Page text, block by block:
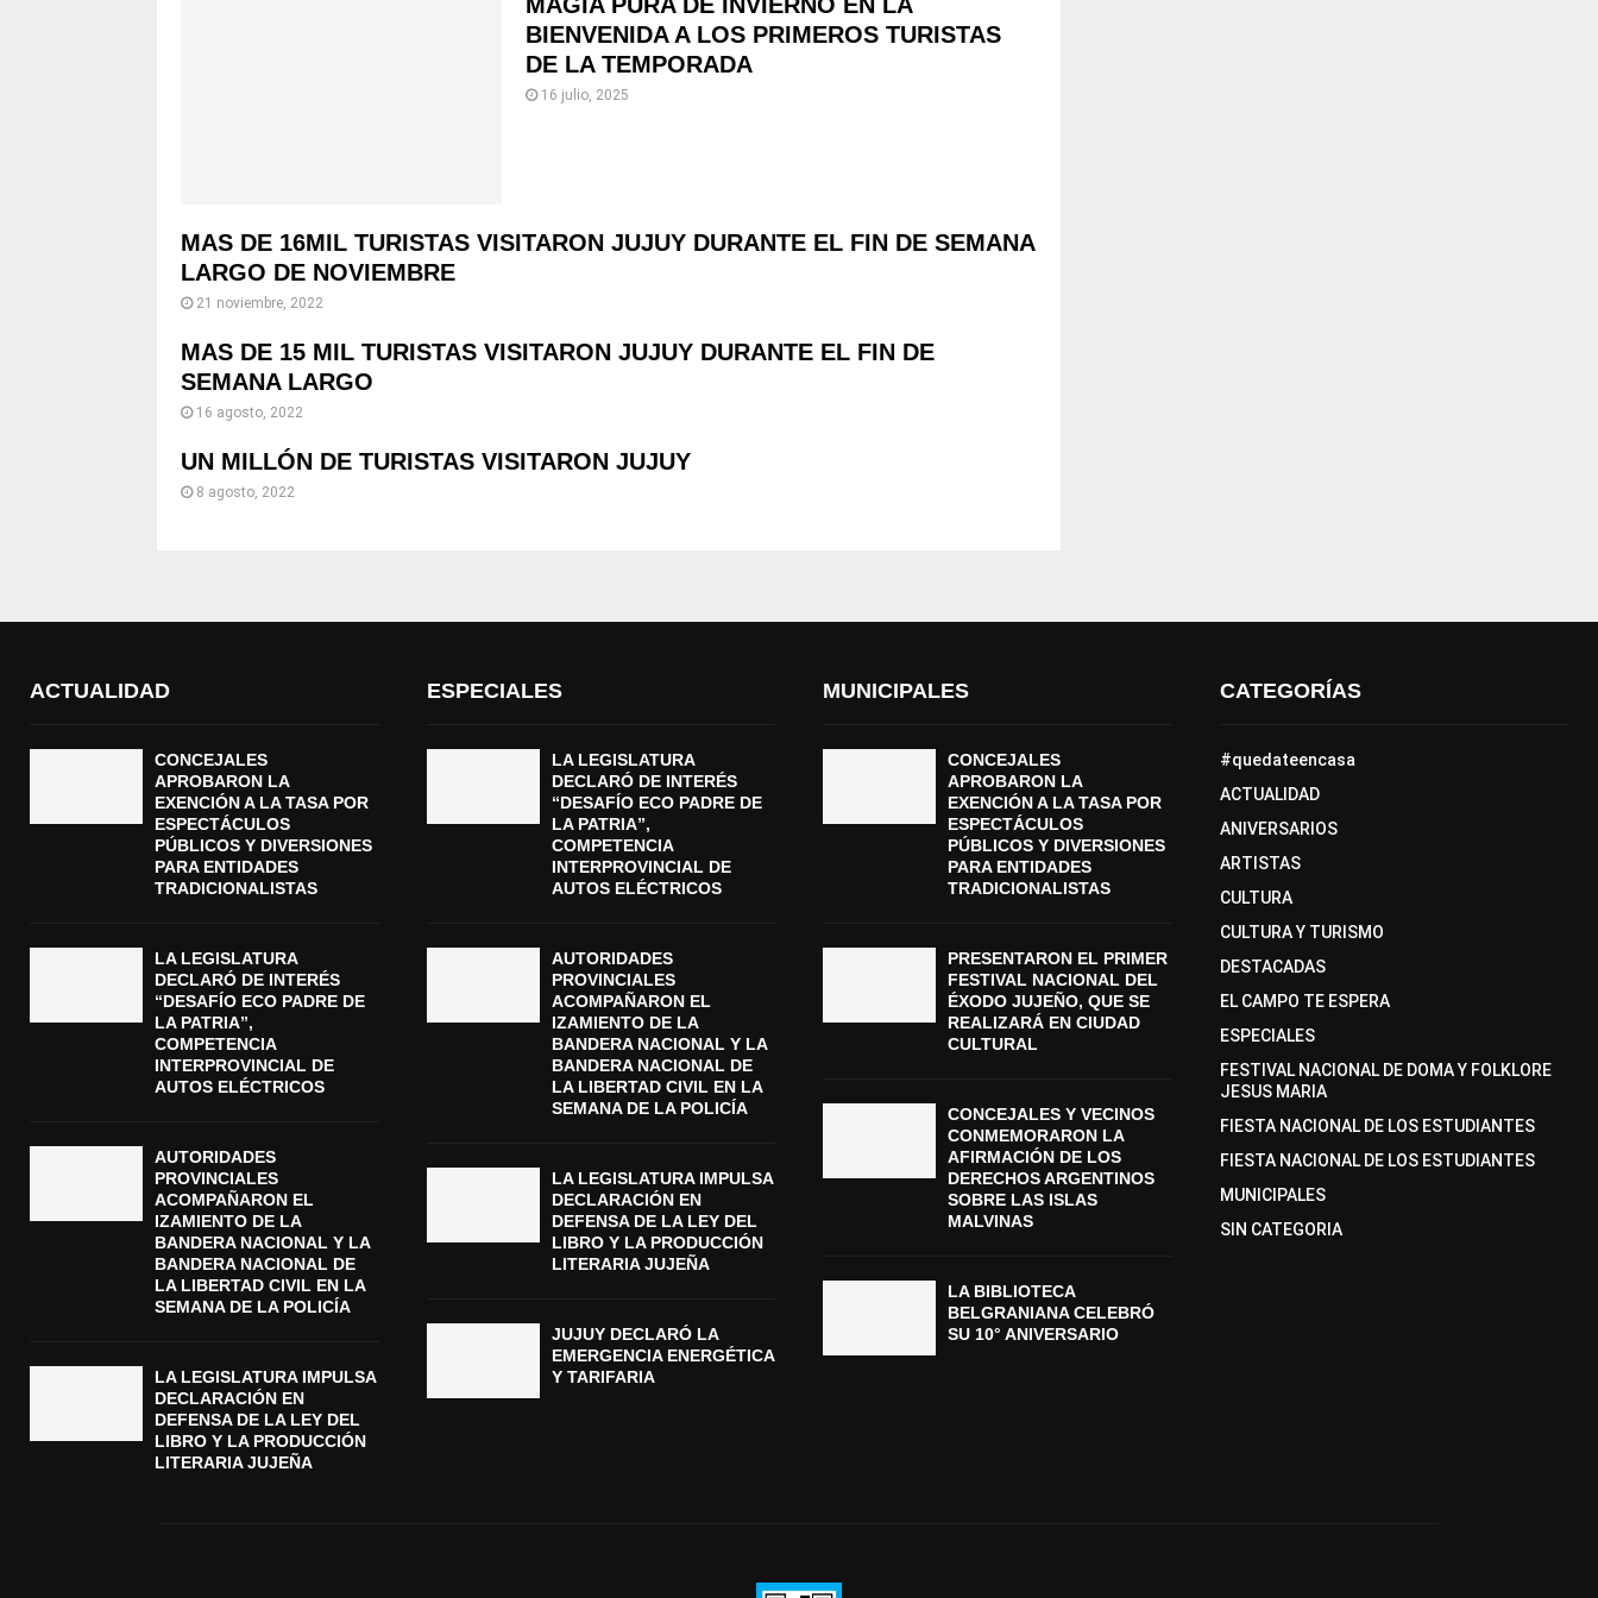
BIENVENIDA A LOS PRIMEROS TURISTAS
DE LA TEMPORADA
16 julio, 2025
MAS DE 16MIL TURISTAS VISITARON JUJUY DURANTE EL FIN DE SEMANA
LARGO DE NOVIEMBRE
21 noviembre, 2022
MAS DE 15 MIL TURISTAS VISITARON JUJUY DURANTE EL FIN DE
SEMANA LARGO
16 agosto, 2022
UN MILLÓN DE TURISTAS VISITARON JUJUY
8 agosto, 2022
ACTUALIDAD
CONCEJALES
APROBARON LA
EXENCIÓN A LA TASA POR
ESPECTÁCULOS
PÚBLICOS Y DIVERSIONES
PARA ENTIDADES
TRADICIONALISTAS
LA LEGISLATURA
DECLARÓ DE INTERÉS
“DESAFÍO ECO PADRE DE
LA PATRIA”,
COMPETENCIA
INTERPROVINCIAL DE
AUTOS ELÉCTRICOS
AUTORIDADES
PROVINCIALES
ACOMPAÑARON EL
IZAMIENTO DE LA
BANDERA NACIONAL Y LA
BANDERA NACIONAL DE
LA LIBERTAD CIVIL EN LA
SEMANA DE LA POLICÍA
LA LEGISLATURA IMPULSA
DECLARACIÓN EN
DEFENSA DE LA LEY DEL
LIBRO Y LA PRODUCCIÓN
LITERARIA JUJEÑA
ESPECIALES
LA LEGISLATURA
DECLARÓ DE INTERÉS
“DESAFÍO ECO PADRE DE
LA PATRIA”,
COMPETENCIA
INTERPROVINCIAL DE
AUTOS ELÉCTRICOS
AUTORIDADES
PROVINCIALES
ACOMPAÑARON EL
IZAMIENTO DE LA
BANDERA NACIONAL Y LA
BANDERA NACIONAL DE
LA LIBERTAD CIVIL EN LA
SEMANA DE LA POLICÍA
LA LEGISLATURA IMPULSA
DECLARACIÓN EN
DEFENSA DE LA LEY DEL
LIBRO Y LA PRODUCCIÓN
LITERARIA JUJEÑA
JUJUY DECLARÓ LA
EMERGENCIA ENERGÉTICA
Y TARIFARIA
MUNICIPALES
CONCEJALES
APROBARON LA
EXENCIÓN A LA TASA POR
ESPECTÁCULOS
PÚBLICOS Y DIVERSIONES
PARA ENTIDADES
TRADICIONALISTAS
PRESENTARON EL PRIMER
FESTIVAL NACIONAL DEL
ÉXODO JUJEÑO, QUE SE
REALIZARÁ EN CIUDAD
CULTURAL
CONCEJALES Y VECINOS
CONMEMORARON LA
AFIRMACIÓN DE LOS
DERECHOS ARGENTINOS
SOBRE LAS ISLAS
MALVINAS
LA BIBLIOTECA
BELGRANIANA CELEBRÓ
SU 10° ANIVERSARIO
CATEGORÍAS
#quedateencasa
ACTUALIDAD
ANIVERSARIOS
ARTISTAS
CULTURA
CULTURA Y TURISMO
DESTACADAS
EL CAMPO TE ESPERA
ESPECIALES
FESTIVAL NACIONAL DE DOMA Y FOLKLORE
JESUS MARIA
FIESTA NACIONAL DE LOS ESTUDIANTES
FIESTA NACIONAL DE LOS ESTUDIANTES
MUNICIPALES
SIN CATEGORIA